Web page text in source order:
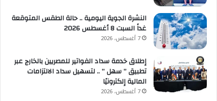
النشرة الجوية اليومية .. حالة الطقس المتوقعة
غداً السبت 8 أغسطس 2026
7 أغسطس، 2026
إطلاق خدمة سداد الفواتير للمصريين بالخارج عبر
تطبيق ” سهل ” .. لتسهيل سداد الالتزامات
المالية إلكترونيًا
7 أغسطس، 2026